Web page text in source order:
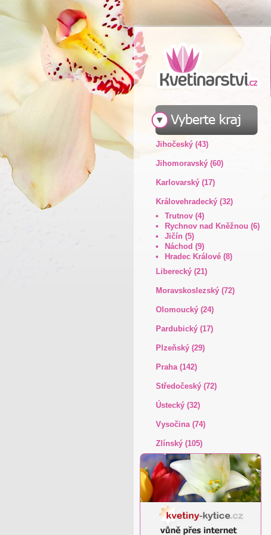
Jihočeský (43)
Jihomoravský (60)
Karlovarský (17)
Královehradecký (32)
Trutnov (4)
Rychnov nad Kněžnou (6)
Jičín (5)
Náchod (9)
Hradec Králové (8)
Liberecký (21)
Moravskoslezský (72)
Olomoucký (24)
Pardubický (17)
Plzeňský (29)
Praha (142)
Středočeský (72)
Ústecký (32)
Vysočina (74)
Zlínský (105)